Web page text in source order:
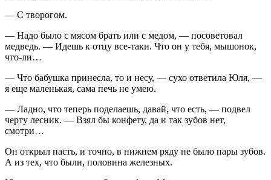
— С творогом.
— Надо было с мясом брать или с медом, — посоветовал
медведь. — Идешь к отцу все-таки. Что он у тебя, мышонок,
что-ли…
— Что бабушка принесла, то и несу, — сухо ответила Юля, —
я еще маленькая, сама печь не умею.
— Ладно, что теперь поделаешь, давай, что есть, — подвел
черту лесник. — Взял бы конфету, да и так зубов нет,
смотри…
Он открыл пасть, и точно, в нижнем ряду не было пары зубов.
А из тех, что были, половина железных.